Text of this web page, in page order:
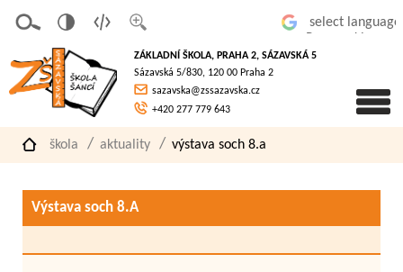
písmo
á
verze
pro
slaboz
raké
ZÁKLADNÍ ŠKOLA, PRAHA 2, SÁZAVSKÁ 5
Sázavská 5/830, 120 00 Praha 2
sazavska@zssazavska.cz
+420 277 779 643
škola aktuality výstava soch 8.a
Výstava soch 8.A